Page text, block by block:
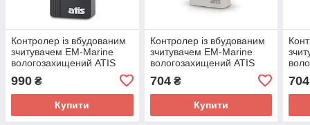
Контролер із вбудованим
зчитувачем EM-Marine
вологозахищений ATIS
990 ₴
Купити
Контролер із вбудованим
зчитувачем EM-Marine
вологозахищений ATIS
704₴
Купити
704